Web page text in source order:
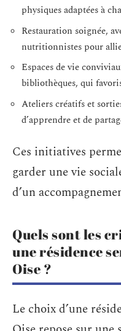
physiques adaptées à
Restauration soignée,
nutritionnistes pour
Espaces de vie
bibliothèques, qui
Ateliers créatifs et
d’apprendre et de
Ces initiatives
garder une vie
d’un
Quels sont les
une résidence
Oise ?
Le choix d’une